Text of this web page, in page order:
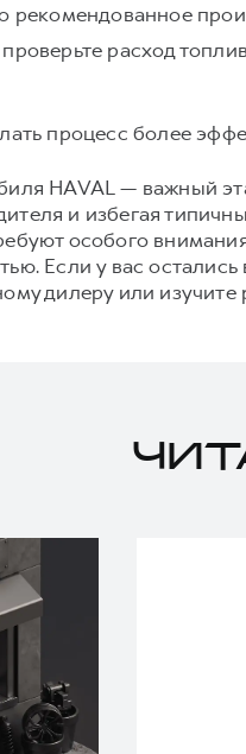
рекомендованное
расход
процесс более
HAVAL — важный
и избегая
особого
Если у вас
дилеру или